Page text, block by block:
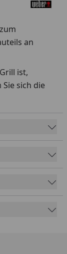
an
ist,
sich die
und dort
kommen Sie
HIER.